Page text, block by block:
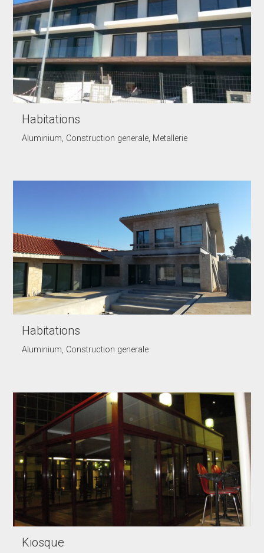
Habitations
Aluminium, Construction generale, Metallerie
Habitations
Aluminium, Construction generale
Kiosque